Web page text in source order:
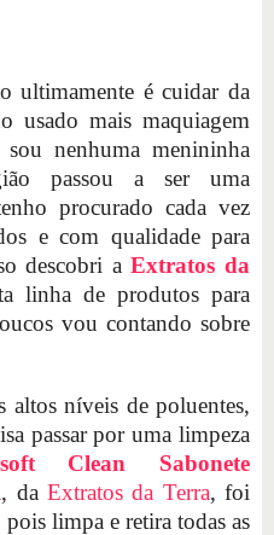
ultimamente é cuidar da
usado mais maquiagem
nenhuma menininha
passou a ser uma
procurado cada vez
e com qualidade para
descobri aExtratos da
linha de produtos para
vou contando sobre
altos níveis de poluentes,
passar por uma limpeza
Clean Sabonete
, daExtratos da Terra, foi
limpa e retira todas as